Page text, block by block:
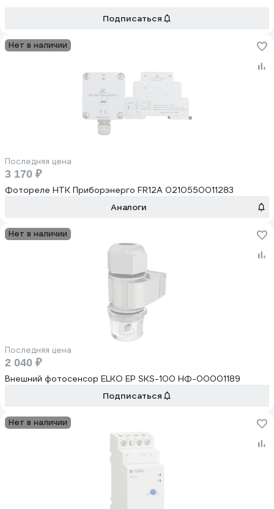
Подписаться
Нет в наличии
Последняя цена
3 170 ₽
Фотореле НТК Приборэнерго FR12A 0210550011283
Аналоги
Нет в наличии
Последняя цена
2 040 ₽
Внешний фотосенсор ELKO EP SKS-100 НФ-00001189
Подписаться
Нет в наличии